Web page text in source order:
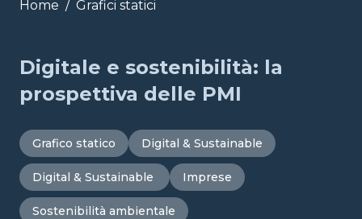
Home / Grafici statici
Digitale e sostenibilità: la
prospettiva delle PMI
Grafico statico Digital & Sustainable
Digital & Sustainable Imprese
Sostenibilità ambientale